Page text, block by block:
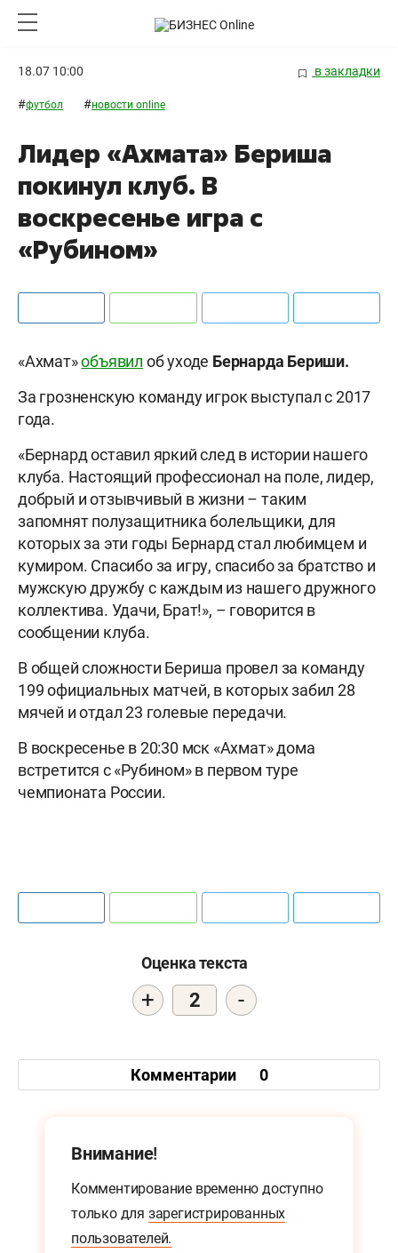
18.07 10:00 в закладки
#футбол #новости online
Лидер «Ахмата» Бериша
покинул клуб. В
воскресенье игра с
«Рубином»
«Ахмат»объявил об уходе Бернарда Бериши.
За грозненскую команду игрок выступал с 2017
года.
«Бернард оставил яркий след в истории нашего
клуба. Настоящий профессионал на поле, лидер,
добрый и отзывчивый в жизни – таким
запомнят полузащитника болельщики, для
которых за эти годы Бернард стал любимцем и
кумиром. Спасибо за игру, спасибо за братство и
мужскую дружбу с каждым из нашего дружного
коллектива. Удачи, Брат!», – говорится в
сообщении клуба.
В общей сложности Бериша провел за команду
199 официальных матчей, в которых забил 28
мячей и отдал 23 голевые передачи.
В воскресенье в 20:30 мск «Ахмат» дома
встретится с «Рубином» в первом туре
чемпионата России.
Оценка текста
+ 2 -
Комментарии 0
Внимание!
Комментирование временно доступно
только для зарегистрированных
пользователей.